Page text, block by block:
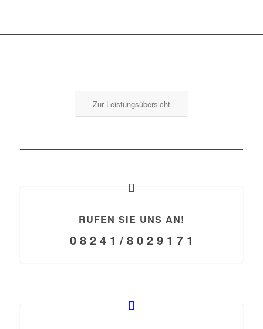
Zur Leistungsübersicht
RUFEN SIE UNS AN!
0 8 2 4 1 / 8 0 2 9 1 7 1